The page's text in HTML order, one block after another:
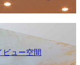
ビュー空間